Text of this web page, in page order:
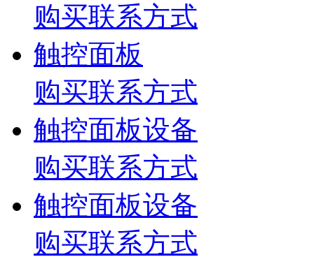
购买联系方式
触控面板
购买联系方式
触控面板设备
购买联系方式
触控面板设备
购买联系方式